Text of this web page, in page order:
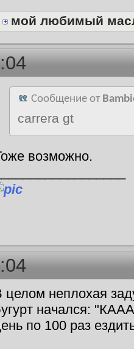
мой любимый
Сообщение от
carrera gt
возможно.
целом неплохая
начался:
по 100 раз